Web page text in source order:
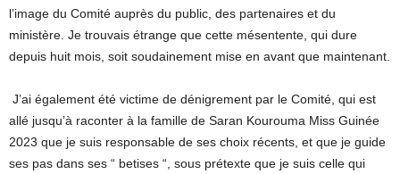
l’image du Comité auprès du public, des partenaires et du
ministère. Je trouvais étrange que cette mésentente, qui dure
depuis huit mois, soit soudainement mise en avant que maintenant.
J’ai également été victime de dénigrement par le Comité, qui est
allé jusqu’à raconter à la famille de Saran Kourouma Miss Guinée
2023 que je suis responsable de ses choix récents, et que je guide
ses pas dans ses “ betises “, sous prétexte que je suis celle qui